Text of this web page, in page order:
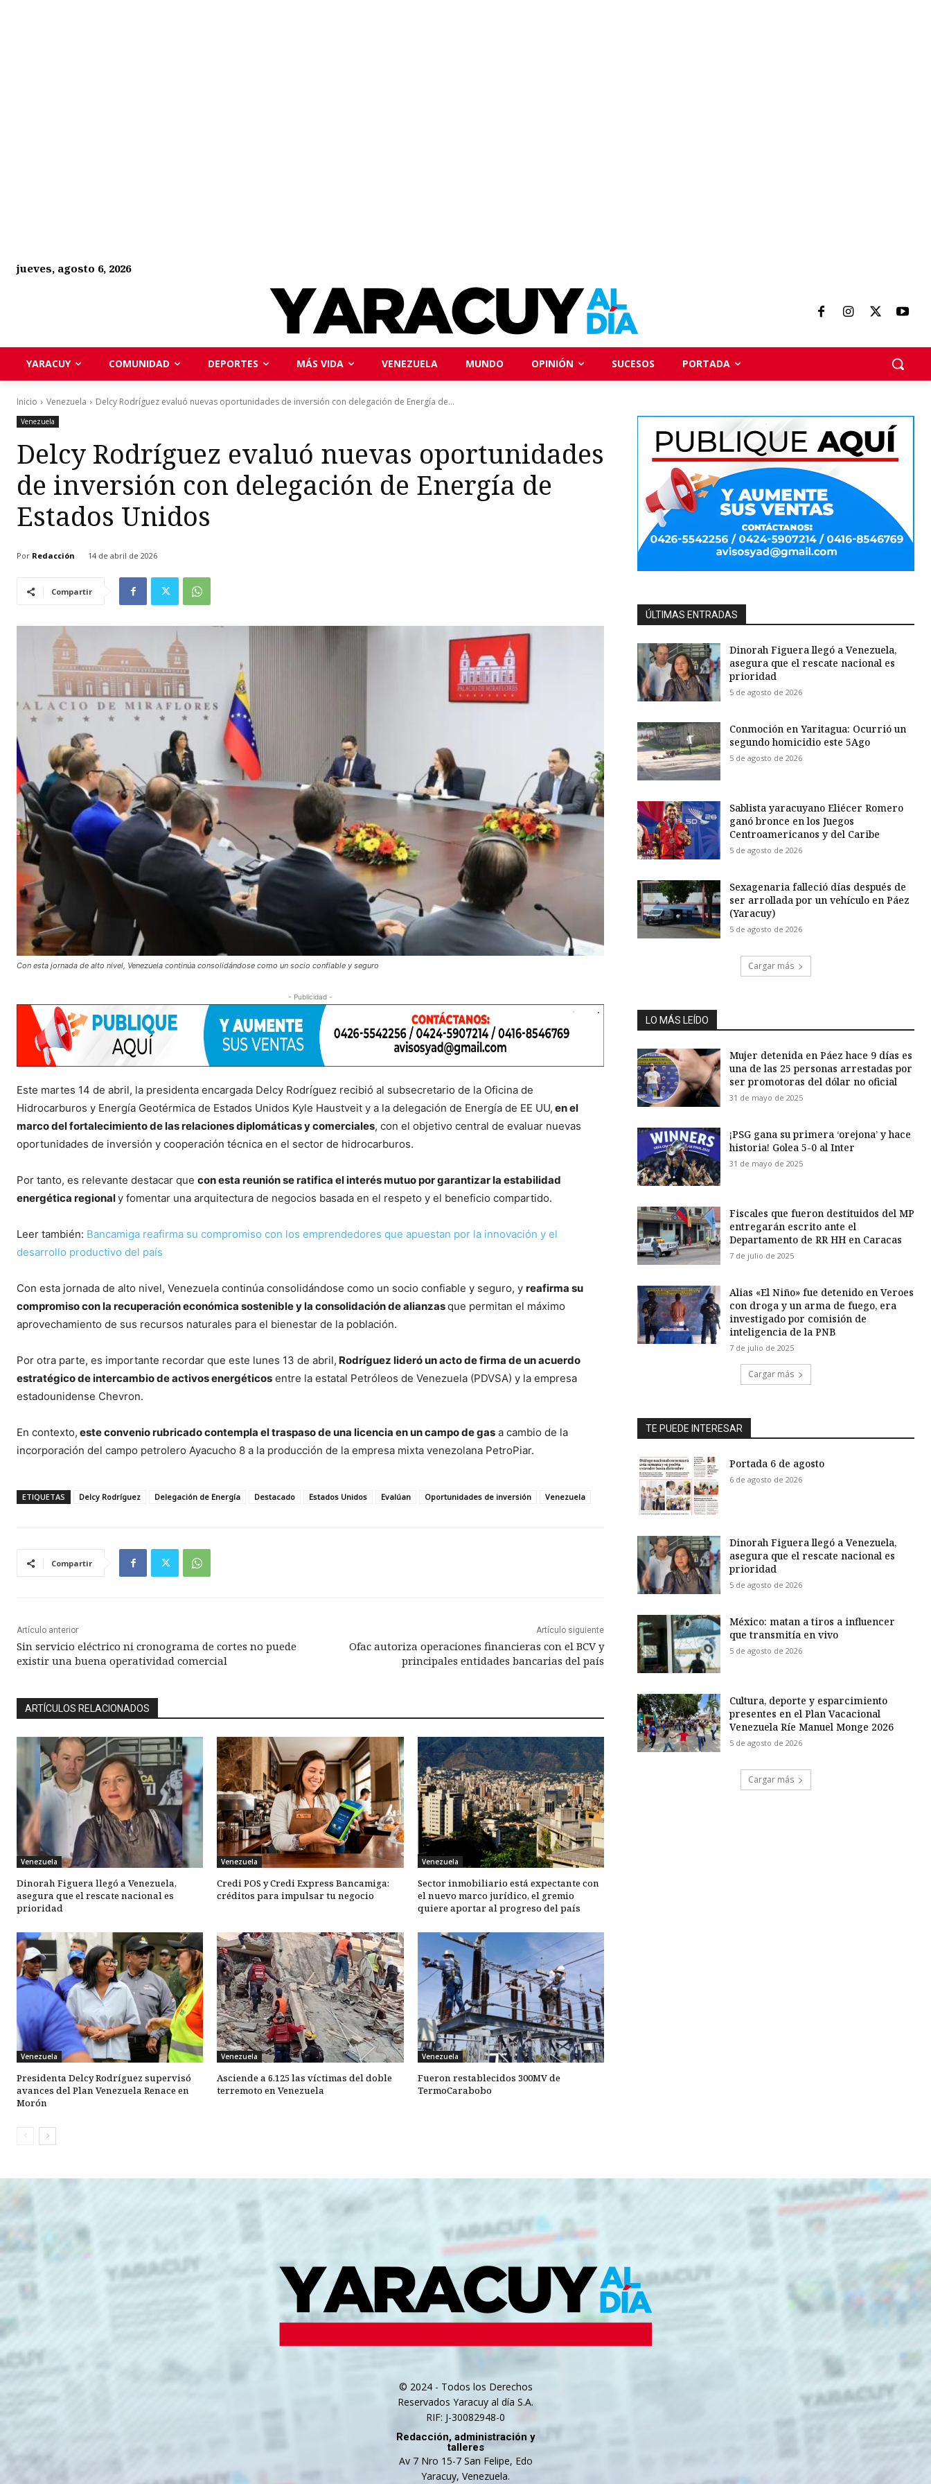
jueves, agosto 6, 2026
YARACUY COMUNIDAD DEPORTES MÁS VIDA VENEZUELA MUNDO OPINIÓN SUCESOS PORTADA
Inicio Venezuela Delcy Rodríguez evaluó nuevas oportunidades de inversión con delegación de Energía de...
Venezuela
Delcy Rodríguez evaluó nuevas oportunidades
de inversión con delegación de Energía de
Estados Unidos
Por Redacción 14 de abril de 2026
Compartir
Con esta jornada de alto nivel, Venezuela continúa consolidándose como un socio confiable y seguro
- Publicidad -
Este martes 14 de abril, la presidenta encargada Delcy Rodríguez recibió al subsecretario de la Oficina de
Hidrocarburos y Energía Geotérmica de Estados Unidos Kyle Haustveit y a la delegación de Energía de EE UU, en el
marco del fortalecimiento de las relaciones diplomáticas y comerciales, con el objetivo central de evaluar nuevas
oportunidades de inversión y cooperación técnica en el sector de hidrocarburos.
Por tanto, es relevante destacar que con esta reunión se ratifica el interés mutuo por garantizar la estabilidad
energética regionaly fomentar una arquitectura de negocios basada en el respeto y el beneficio compartido.
Leer también: Bancamiga reafirma su compromiso con los emprendedores que apuestan por la innovación y el
desarrollo productivo del país
Con esta jornada de alto nivel, Venezuela continúa consolidándose como un socio confiable y seguro, y reafirma su
compromiso con la recuperación económica sostenible y la consolidación de alianzasque permitan el máximo
aprovechamiento de sus recursos naturales para el bienestar de la población.
Por otra parte, es importante recordar que este lunes 13 de abril, Rodríguez lideró un acto de firma de un acuerdo
estratégico de intercambio de activos energéticos entre la estatal Petróleos de Venezuela (PDVSA) y la empresa
estadounidense Chevron.
En contexto, este convenio rubricado contempla el traspaso de una licencia en un campo de gas a cambio de la
incorporación del campo petrolero Ayacucho 8 a la producción de la empresa mixta venezolana PetroPiar.
ETIQUETAS Delcy Rodríguez Delegación de Energía Destacado Estados Unidos Evalúan Oportunidades de inversión Venezuela
Compartir
Artículo anterior
Sin servicio eléctrico ni cronograma de cortes no puede
existir una buena operatividad comercial
Artículo siguiente
Ofac autoriza operaciones financieras con el BCV y
principales entidades bancarias del país
ARTÍCULOS RELACIONADOS
Venezuela
Dinorah Figuera llegó a Venezuela,
asegura que el rescate nacional es
prioridad
Venezuela
Credi POS y Credi Express Bancamiga:
créditos para impulsar tu negocio
Venezuela
Sector inmobiliario está expectante con
el nuevo marco jurídico, el gremio
quiere aportar al progreso del país
Venezuela
Presidenta Delcy Rodríguez supervisó
avances del Plan Venezuela Renace en
Morón
Venezuela
Asciende a 6.125 las víctimas del doble
terremoto en Venezuela
Venezuela
Fueron restablecidos 300MV de
TermoCarabobo
ÚLTIMAS ENTRADAS
Dinorah Figuera llegó a Venezuela,
asegura que el rescate nacional es
prioridad
5 de agosto de 2026
Conmoción en Yaritagua: Ocurrió un
segundo homicidio este 5Ago
5 de agosto de 2026
Sablista yaracuyano Eliécer Romero
ganó bronce en los Juegos
Centroamericanos y del Caribe
5 de agosto de 2026
Sexagenaria falleció días después de
ser arrollada por un vehículo en Páez
(Yaracuy)
5 de agosto de 2026
Cargar más
LO MÁS LEÍDO
Mujer detenida en Páez hace 9 días es
una de las 25 personas arrestadas por
ser promotoras del dólar no oficial
31 de mayo de 2025
¡PSG gana su primera ‘orejona’ y hace
historia! Golea 5-0 al Inter
31 de mayo de 2025
Fiscales que fueron destituidos del MP
entregarán escrito ante el
Departamento de RR HH en Caracas
7 de julio de 2025
Alias «El Niño» fue detenido en Veroes
con droga y un arma de fuego, era
investigado por comisión de
inteligencia de la PNB
7 de julio de 2025
Cargar más
TE PUEDE INTERESAR
Portada 6 de agosto
6 de agosto de 2026
Dinorah Figuera llegó a Venezuela,
asegura que el rescate nacional es
prioridad
5 de agosto de 2026
México: matan a tiros a influencer
que transmitía en vivo
5 de agosto de 2026
Cultura, deporte y esparcimiento
presentes en el Plan Vacacional
Venezuela Ríe Manuel Monge 2026
5 de agosto de 2026
Cargar más
© 2024 - Todos los Derechos
Reservados Yaracuy al día S.A.
RIF: J-30082948-0
Redacción, administración y
talleres
Av 7 Nro 15-7 San Felipe, Edo
Yaracuy, Venezuela.